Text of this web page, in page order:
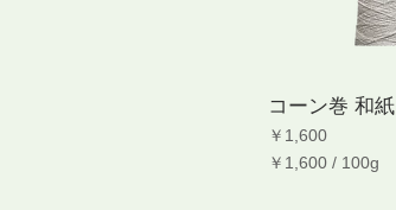
コーン巻 和紙
価格
￥1,600
￥1,600 / 100g